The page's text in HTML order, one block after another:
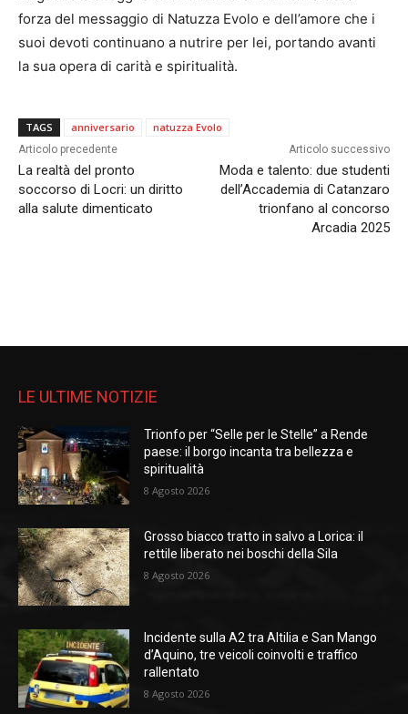
forza del messaggio di Natuzza Evolo e dell’amore che i
suoi devoti continuano a nutrire per lei, portando avanti
la sua opera di carità e spiritualità.
TAGS anniversario natuzza Evolo
Articolo precedente
La realtà del pronto
soccorso di Locri: un diritto
alla salute dimenticato
Articolo successivo
Moda e talento: due studenti
dell’Accademia di Catanzaro
trionfano al concorso
Arcadia 2025
LE ULTIME NOTIZIE
Trionfo per “Selle per le Stelle” a Rende
paese: il borgo incanta tra bellezza e
spiritualità
8 Agosto 2026
Grosso biacco tratto in salvo a Lorica: il
rettile liberato nei boschi della Sila
8 Agosto 2026
Incidente sulla A2 tra Altilia e San Mango
d’Aquino, tre veicoli coinvolti e traffico
rallentato
8 Agosto 2026